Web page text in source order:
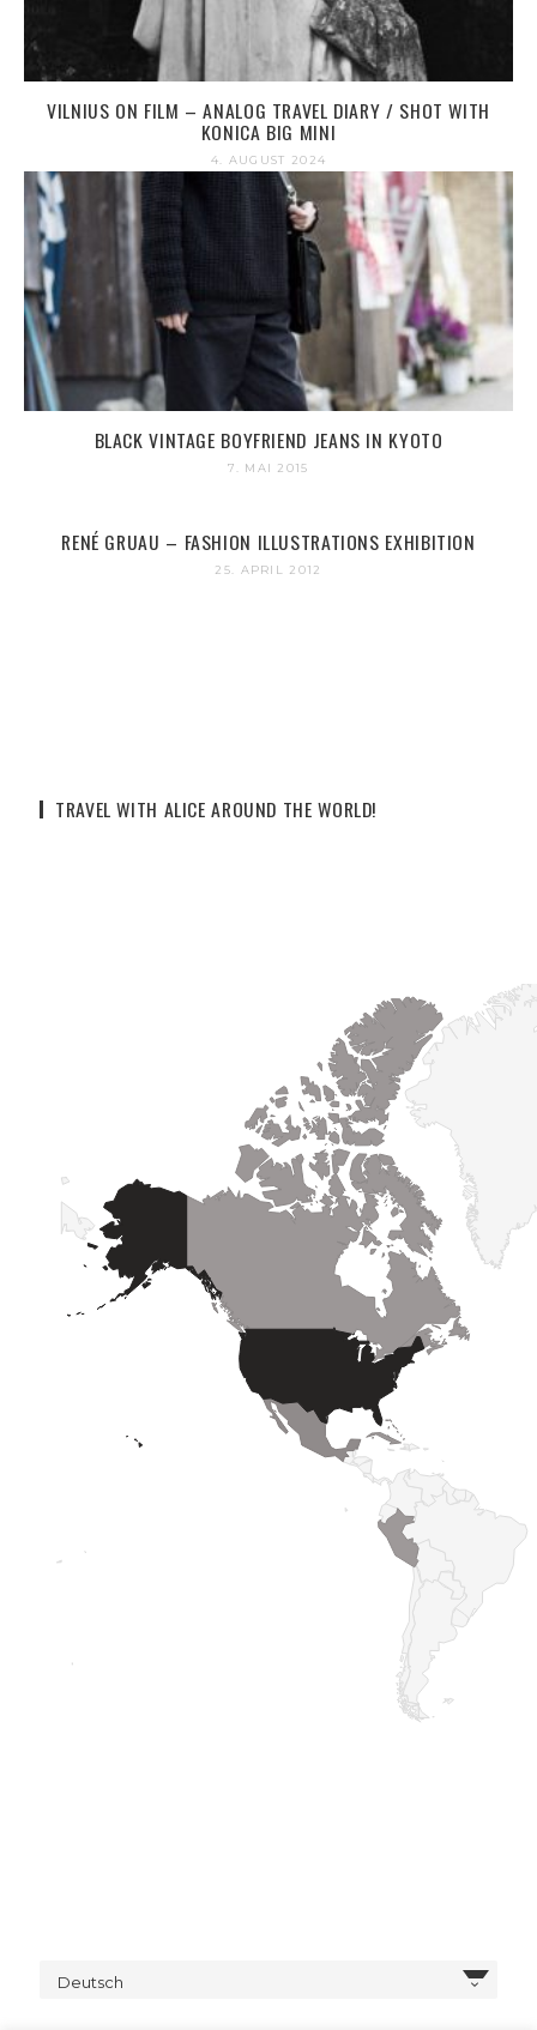
VILNIUS ON FILM – ANALOG TRAVEL DIARY / SHOT WITH
KONICA BIG MINI
4. AUGUST 2024
BLACK VINTAGE BOYFRIEND JEANS IN KYOTO
7. MAI 2015
RENÉ GRUAU – FASHION ILLUSTRATIONS EXHIBITION
25. APRIL 2012
TRAVEL WITH ALICE AROUND THE WORLD!
Deutsch